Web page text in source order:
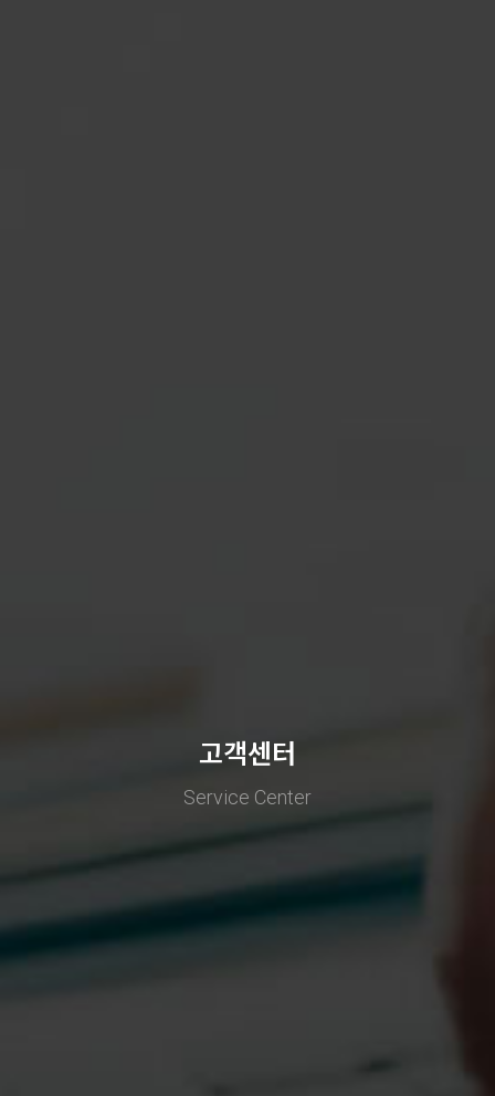
고객센터
Service Center